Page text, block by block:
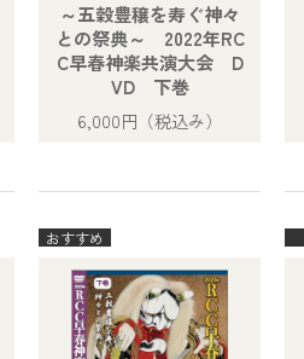
～五穀豊穣を寿ぐ神々
との祭典～ 2022年RC
C早春神楽共演大会 D
VD 下巻
6,000円 （税込み）